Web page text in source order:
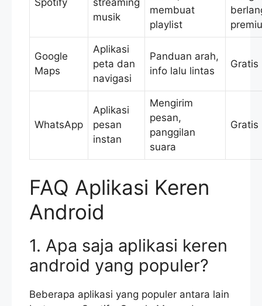
Spotify
streaming
musik
membuat
playlist
Google
Maps
Aplikasi
peta dan
navigasi
Panduan arah,
info lalu lintas
Gratis
WhatsApp
Aplikasi
pesan
instan
Mengirim
pesan,
panggilan
suara
Gratis
FAQ Aplikasi Keren
Android
1. Apa saja aplikasi keren
android yang populer?
Beberapa aplikasi yang populer antara lain